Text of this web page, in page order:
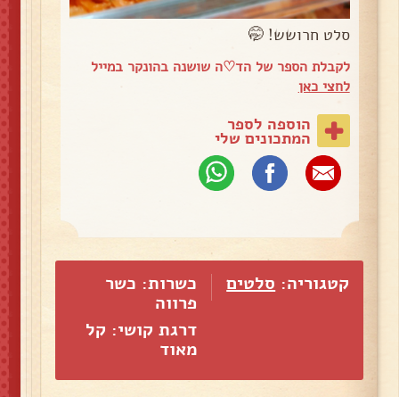
סלט חרושש! 🤭
לקבלת הספר של הד♡ה שושנה בהונקר במייל
לחצי כאן
הוספה לספר
המתכונים שלי
קטגוריה: סלטים
כשרות: כשר
פרווה
דרגת קושי: קל
מאוד